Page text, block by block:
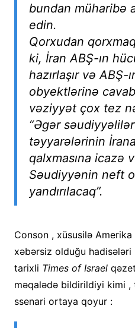
bundan müharibə
edin.
Qorxudan
ki, İran ABŞ-ın
hazırlaşır və
obyektlərinə
vəziyyət çox tez
“Əgər
təyyarələrinin
qalxmasına icazə
Səudiyyənin neft
yandırılacaq”.
Conson , xüsusilə
xəbərsiz olduğu
tarixli Times of Israel
məqalədə bildirildiyi kimi
ssenari ortaya qoyur :